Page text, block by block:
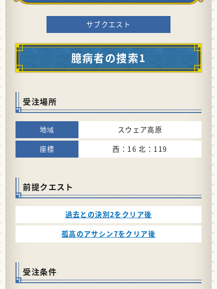
サブクエスト
臆病者の捜索1
受注場所
スウェア高原
西：16 北：119
前提クエスト
過去との決別2をクリア後
孤高のアサシン7をクリア後
受注条件